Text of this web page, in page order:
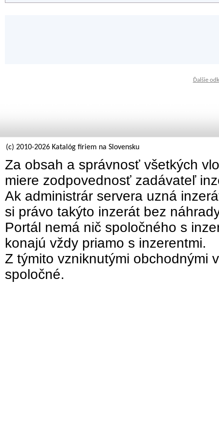
Ďalšie
(c) 2010-2026 Katalóg firiem na Slovensku
Za obsah a správnosť všetkých
miere zodpovednosť zadávateľ
Ak administrár servera uzná
si právo takýto inzerát bez
Portál nemá nič spoločného s
konajú vždy priamo s inzerentmi.
Z týmito vzniknutými obchodnými
spoločné.